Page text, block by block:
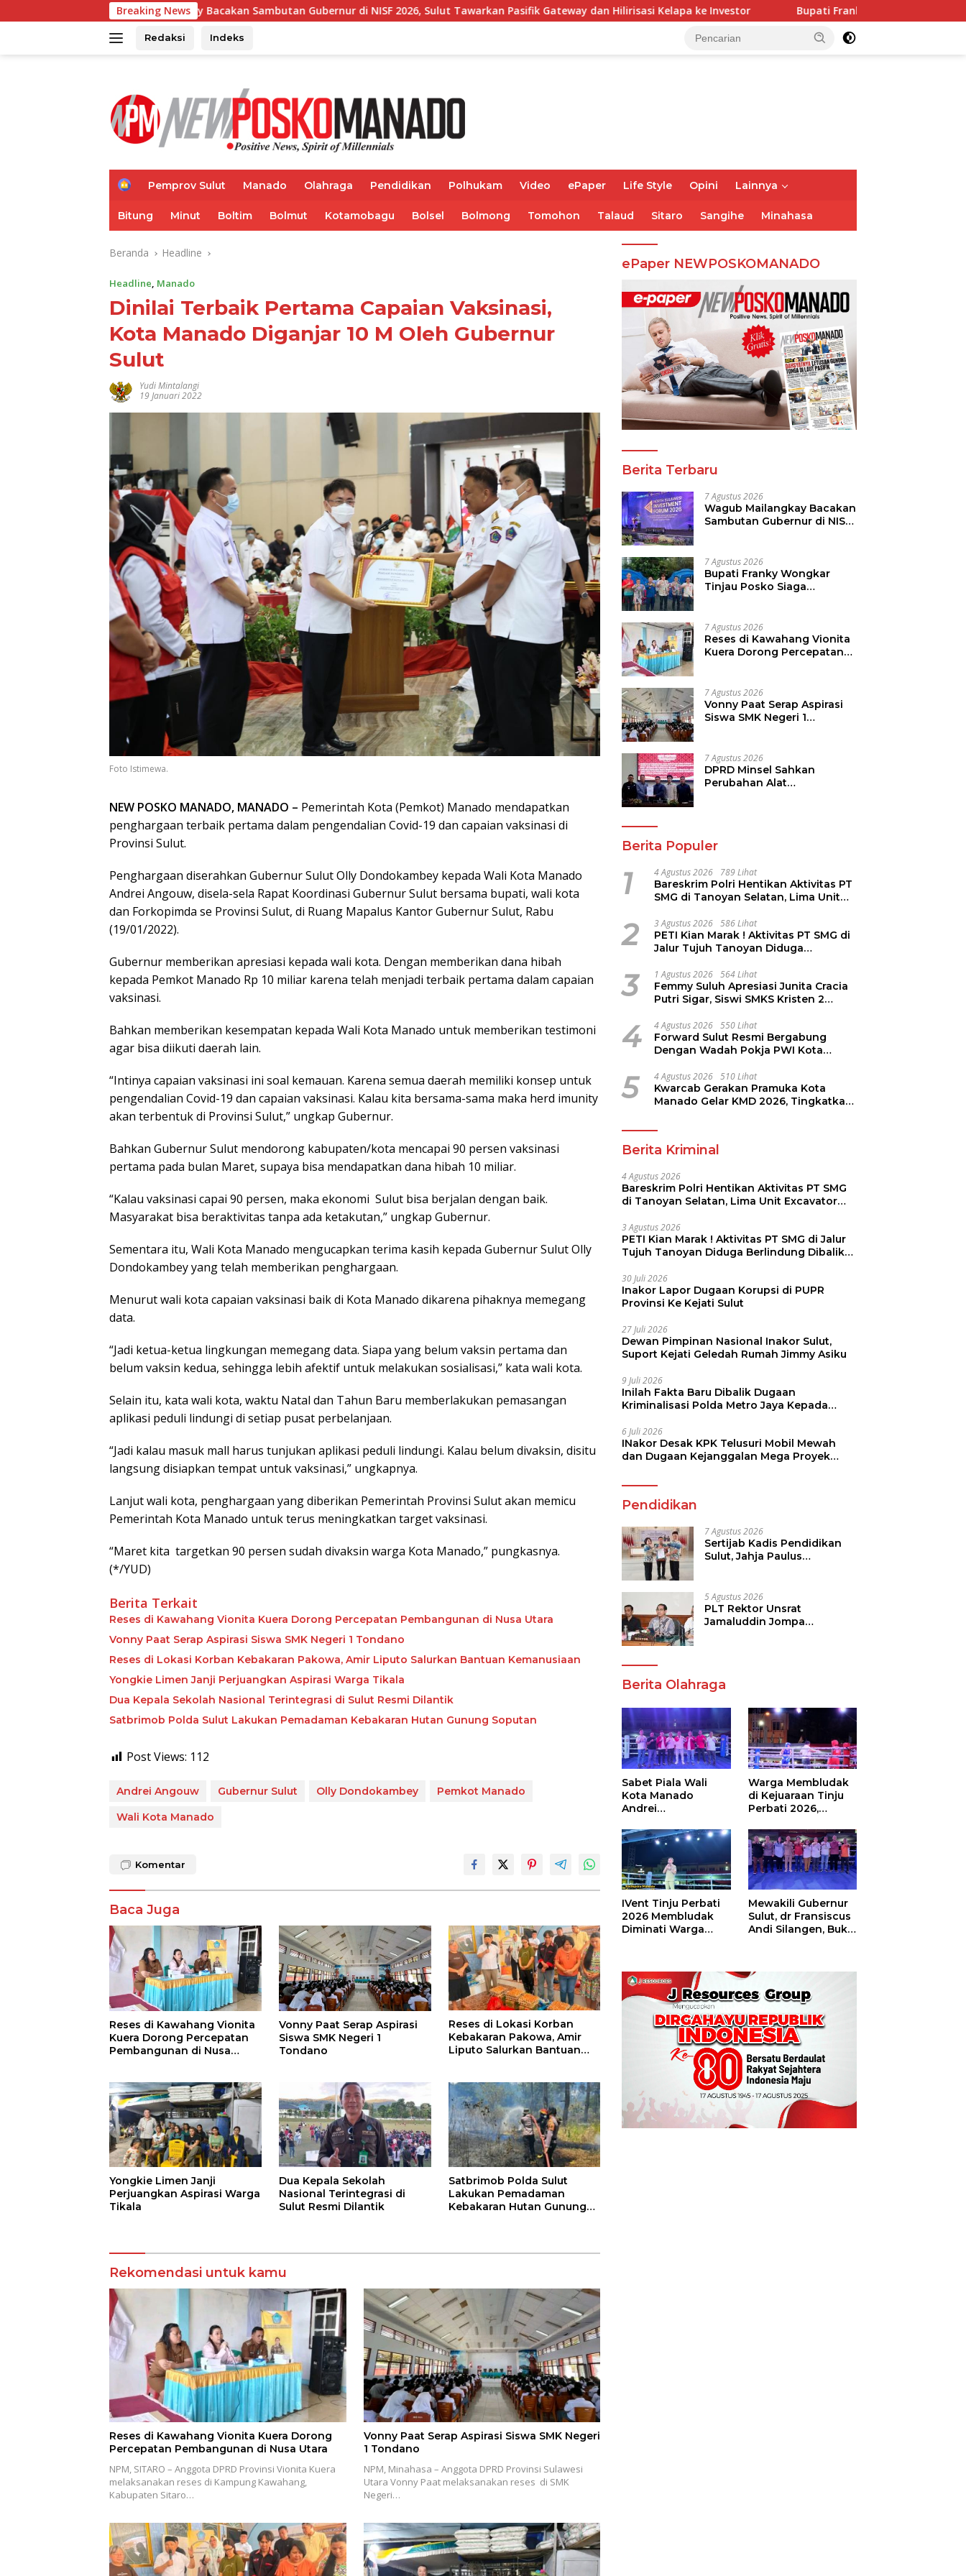
ke
Breaking News
Wagub Mailangkay Bacakan Sambutan Gubernur di NISF 2026, Sulut Tawarkan Pasifik Gateway dan Hilirisasi Kelapa ke Investor Bupati Franky Wongkar Tinjau Posko Siaga
Redaksi Indeks
H
e
Pemprov Sulut Manado Olahraga Pendidikan Polhukam Video ePaper Life Style Opini Lainnya
Bitung Minut Boltim Bolmut Kotamobagu Bolsel Bolmong Tomohon Talaud Sitaro Sangihe Minahasa
Beranda Headline
Headline, Manado
Dinilai Terbaik Pertama Capaian Vaksinasi,
Kota Manado Diganjar 10 M Oleh Gubernur
Sulut
Yudi Mintalangi
19 Januari 2022
Foto Istimewa.
NEW POSKO MANADO, MANADO – Pemerintah Kota (Pemkot) Manado mendapatkan
penghargaan terbaik pertama dalam pengendalian Covid-19 dan capaian vaksinasi di
Provinsi Sulut.
Penghargaan diserahkan Gubernur Sulut Olly Dondokambey kepada Wali Kota Manado
Andrei Angouw, disela-sela Rapat Koordinasi Gubernur Sulut bersama bupati, wali kota
dan Forkopimda se Provinsi Sulut, di Ruang Mapalus Kantor Gubernur Sulut, Rabu
(19/01/2022).
Gubernur memberikan apresiasi kepada wali kota. Dengan memberikan dana hibah
kepada Pemkot Manado Rp 10 miliar karena telah menjadi terbaik pertama dalam capaian
vaksinasi.
Bahkan memberikan kesempatan kepada Wali Kota Manado untuk memberikan testimoni
agar bisa diikuti daerah lain.
“Intinya capaian vaksinasi ini soal kemauan. Karena semua daerah memiliki konsep untuk
pengendalian Covid-19 dan capaian vaksinasi. Kalau kita bersama-sama maka herd imunity
akan terbentuk di Provinsi Sulut,” ungkap Gubernur.
Bahkan Gubernur Sulut mendorong kabupaten/kota mencapai 90 persen vaksinasi
pertama pada bulan Maret, supaya bisa mendapatkan dana hibah 10 miliar.
“Kalau vaksinasi capai 90 persen, maka ekonomi Sulut bisa berjalan dengan baik.
Masyarakat bisa beraktivitas tanpa ada ketakutan,” ungkap Gubernur.
Sementara itu, Wali Kota Manado mengucapkan terima kasih kepada Gubernur Sulut Olly
Dondokambey yang telah memberikan penghargaan.
Menurut wali kota capaian vaksinasi baik di Kota Manado dikarena pihaknya memegang
data.
“Jadi ketua-ketua lingkungan memegang data. Siapa yang belum vaksin pertama dan
belum vaksin kedua, sehingga lebih afektif untuk melakukan sosialisasi,” kata wali kota.
Selain itu, kata wali kota, waktu Natal dan Tahun Baru memberlakukan pemasangan
aplikasi peduli lindungi di setiap pusat perbelanjaan.
“Jadi kalau masuk mall harus tunjukan aplikasi peduli lindungi. Kalau belum divaksin, disitu
langsung disiapkan tempat untuk vaksinasi,” ungkapnya.
Lanjut wali kota, penghargaan yang diberikan Pemerintah Provinsi Sulut akan memicu
Pemerintah Kota Manado untuk terus meningkatkan target vaksinasi.
“Maret kita targetkan 90 persen sudah divaksin warga Kota Manado,” pungkasnya.
(*/YUD)
Berita Terkait
Reses di Kawahang Vionita Kuera Dorong Percepatan Pembangunan di Nusa Utara
Vonny Paat Serap Aspirasi Siswa SMK Negeri 1 Tondano
Reses di Lokasi Korban Kebakaran Pakowa, Amir Liputo Salurkan Bantuan Kemanusiaan
Yongkie Limen Janji Perjuangkan Aspirasi Warga Tikala
Dua Kepala Sekolah Nasional Terintegrasi di Sulut Resmi Dilantik
Satbrimob Polda Sulut Lakukan Pemadaman Kebakaran Hutan Gunung Soputan
Post Views: 112
Andrei Angouw Gubernur Sulut Olly Dondokambey
Pemkot Manado
Wali Kota Manado
Komentar
Baca Juga
Reses di Kawahang Vionita
Kuera Dorong Percepatan
Pembangunan di Nusa
Vonny Paat Serap Aspirasi
Siswa SMK Negeri 1
Tondano
Reses di Lokasi Korban
Kebakaran Pakowa, Amir
Liputo Salurkan Bantuan
Yongkie Limen Janji
Perjuangkan Aspirasi Warga
Tikala
Dua Kepala Sekolah
Nasional Terintegrasi di
Sulut Resmi Dilantik
Satbrimob Polda Sulut
Lakukan Pemadaman
Kebakaran Hutan Gunung
Rekomendasi untuk kamu
Reses di Kawahang Vionita Kuera Dorong
Percepatan Pembangunan di Nusa Utara
NPM, SITARO – Anggota DPRD Provinsi Vionita Kuera
melaksanakan reses di Kampung Kawahang,
Kabupaten Sitaro…
Vonny Paat Serap Aspirasi Siswa SMK Negeri
1 Tondano
NPM, Minahasa – Anggota DPRD Provinsi Sulawesi
Utara Vonny Paat melaksanakan reses di SMK
Negeri…
ePaper NEWPOSKOMANADO
Berita Terbaru
7 Agustus 2026
Wagub Mailangkay Bacakan
Sambutan Gubernur di NISF
Hilirisasi Kelapa ke Investor
7 Agustus 2026
Bupati Franky Wongkar
Tinjau Posko Siaga
Musim Kemarau
7 Agustus 2026
Reses di Kawahang Vionita
Kuera Dorong Percepatan
7 Agustus 2026
Vonny Paat Serap Aspirasi
Siswa SMK Negeri 1
7 Agustus 2026
DPRD Minsel Sahkan
Perubahan Alat
Berita Populer
1 4 Agustus 2026 789 Lihat
Bareskrim Polri Hentikan Aktivitas PT
SMG di Tanoyan Selatan, Lima Unit
2 3 Agustus 2026 586 Lihat
PETI Kian Marak ! Aktivitas PT SMG di
Jalur Tujuh Tanoyan Diduga
3 1 Agustus 2026 564 Lihat
Femmy Suluh Apresiasi Junita Cracia
Putri Sigar, Siswi SMKS Kristen 2
Dikmen Nasional 2026
4 4 Agustus 2026 550 Lihat
Forward Sulut Resmi Bergabung
Dengan Wadah Pokja PWI Kota
5 4 Agustus 2026 510 Lihat
Kwarcab Gerakan Pramuka Kota
Manado Gelar KMD 2026, Tingkatkan
Pramuka
Berita Kriminal
4 Agustus 2026
Bareskrim Polri Hentikan Aktivitas PT SMG
di Tanoyan Selatan, Lima Unit Excavator
3 Agustus 2026
PETI Kian Marak ! Aktivitas PT SMG di Jalur
Tujuh Tanoyan Diduga Berlindung Dibalik
30 Juli 2026
Inakor Lapor Dugaan Korupsi di PUPR
Provinsi Ke Kejati Sulut
27 Juli 2026
Dewan Pimpinan Nasional Inakor Sulut,
Suport Kejati Geledah Rumah Jimmy Asiku
9 Juli 2026
Inilah Fakta Baru Dibalik Dugaan
Kriminalisasi Polda Metro Jaya Kepada
6 Juli 2026
INakor Desak KPK Telusuri Mobil Mewah
dan Dugaan Kejanggalan Mega Proyek
Pendidikan
7 Agustus 2026
Sertijab Kadis Pendidikan
Sulut, Jahja Paulus
Pendidikan
5 Agustus 2026
PLT Rektor Unsrat
Jamaluddin Jompa
Berita Olahraga
Sabet Piala Wali
Kota Manado
Andrei
Boxing Camp Juara
Umum Tinju Perbati
2026
Warga Membludak
di Kejuaraan Tinju
Perbati 2026,
Piala Wali Kota
IVent Tinju Perbati
2026 Membludak
Diminati Warga
Mewakili Gubernur
Sulut, dr Fransiscus
Andi Silangen, Buka
Piala Wali Kota
Manado